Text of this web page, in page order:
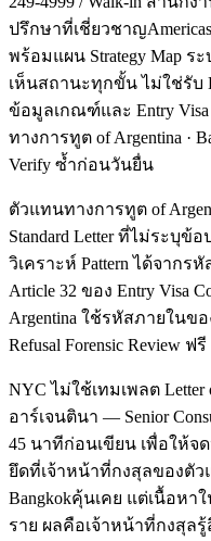
ปรึกษาที่เชี่ยวชาญ
พร้อมแผน Strategy Map ร
เห็นสถานะทุกขั้น ไม่ใช่รับ
ข้อมูลเกณฑ์และ Entry
ทางการทูต of Argentina ·
Verify ซ้ำก่อนวันยื่น
ตัวแทนทางการทูต of
Standard Letter ที่ไม่ระบุ
วิเคราะห์ Pattern ได้จากร
Article 32 ของ Entry Visa
Argentina ใช้รหัสภายในข
Refusal Forensic Review
NYC ไม่ใช้เทมเพลต Letter
อาร์เจนตินา — Senior
45 นาทีก่อนเขียน เพื่อให้
ยึดที่เจ้าหน้าที่กงสุลของตัว
Bangkokคุ้นเคย แต่เนื้อหา
ราย ผลคือเจ้าหน้าที่กงสุล